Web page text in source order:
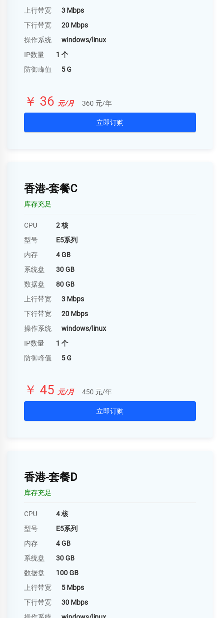
上行带宽
3 Mbps
下行带宽
20 Mbps
操作系统
windows/linux
IP数量
1 个
防御峰值
5 G
￥ 36 元/月 360 元/年
立即订购
香港-套餐C
库存充足
CPU
2 核
型号
E5系列
内存
4 GB
系统盘
30 GB
数据盘
80 GB
上行带宽
3 Mbps
下行带宽
20 Mbps
操作系统
windows/linux
IP数量
1 个
防御峰值
5 G
￥ 45 元/月 450 元/年
立即订购
香港-套餐D
库存充足
CPU
4 核
型号
E5系列
内存
4 GB
系统盘
30 GB
数据盘
100 GB
上行带宽
5 Mbps
下行带宽
30 Mbps